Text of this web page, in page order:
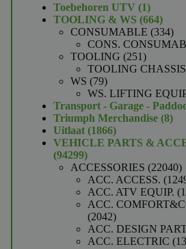
Toebehoren UTV 11
product
TOOLING & WS 664664
CONSUMABLE 334334
CONS.
TOOLING 251251
producten
TOOLING CHASSIS
WS 7979
producten
WS. LIFTING
Transport - Garage -
Triumph Merchandise 88
Uitlaat 18661866
producten
VEHICLE PARTS &
9429994299
producten
ACCESSORIES 22040
ACC. ACCESS.
ACC. ATV EQUIP.
ACC.
20422042
producten
ACC. DESIGN
ACC. ELECTRIC